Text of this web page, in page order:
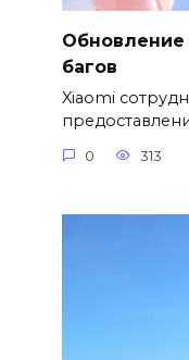
Обновление
багов
Xiaomi
0 313